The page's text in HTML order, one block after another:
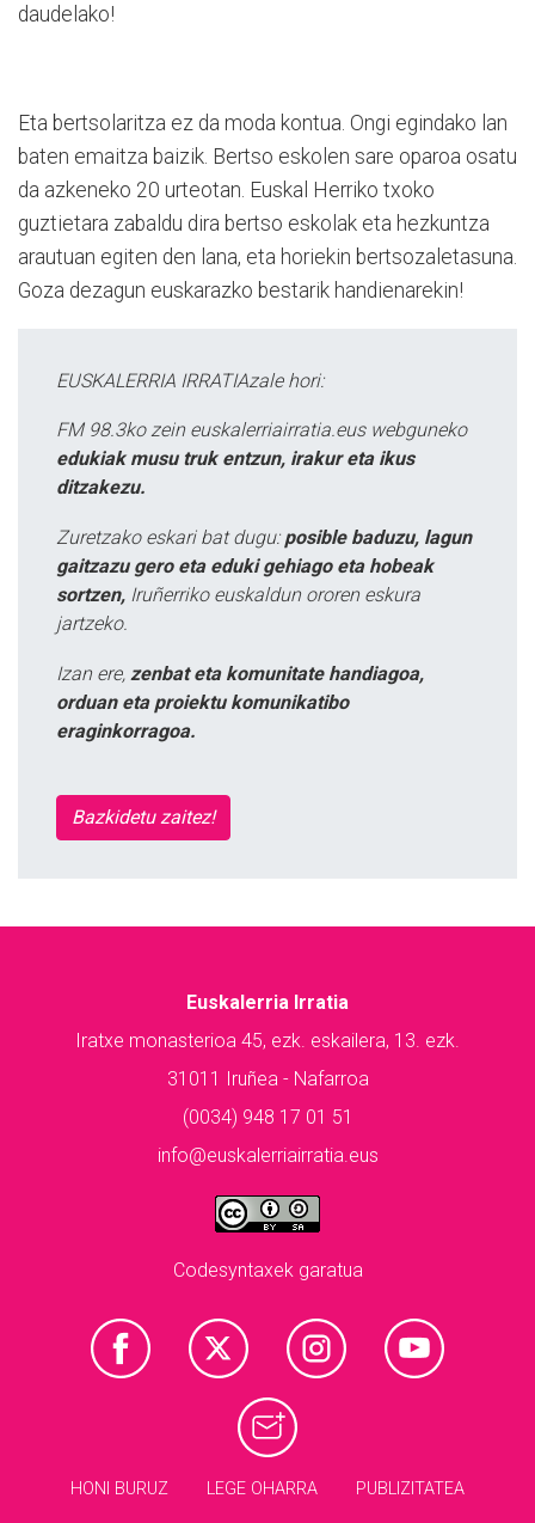
daudelako!
Eta bertsolaritza ez da moda kontua. Ongi egindako lan
baten emaitza baizik. Bertso eskolen sare oparoa osatu
da azkeneko 20 urteotan. Euskal Herriko txoko
guztietara zabaldu dira bertso eskolak eta hezkuntza
arautuan egiten den lana, eta horiekin bertsozaletasuna.
Goza dezagun euskarazko bestarik handienarekin!
EUSKALERRIA IRRATIAzale hori:
FM 98.3ko zein euskalerriairratia.eus webguneko
edukiak musu truk entzun, irakur eta ikus
ditzakezu.
Zuretzako eskari bat dugu: posible baduzu, lagun
gaitzazu gero eta eduki gehiago eta hobeak
sortzen, Iruñerriko euskaldun ororen eskura
jartzeko.
Izan ere, zenbat eta komunitate handiagoa,
orduan eta proiektu komunikatibo
eraginkorragoa.
Bazkidetu zaitez!
Euskalerria Irratia
Iratxe monasterioa 45, ezk. eskailera, 13. ezk.
31011 Iruñea - Nafarroa
(0034) 948 17 01 51
info@euskalerriairratia.eus
Codesyntaxek garatua
HONI BURUZ LEGE OHARRA PUBLIZITATEA